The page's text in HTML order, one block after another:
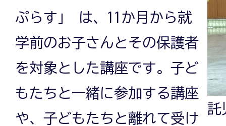
託
ぷらす」 は、11か月から就
学前のお子さんとその保護者
を対象とした講座です。子ど
もたちと一緒に参加する講座
や、子どもたちと離れて受け